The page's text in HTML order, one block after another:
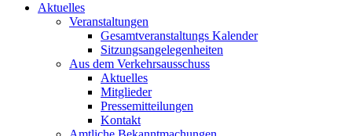
Aktuelles
Veranstaltungen
Gesamtveranstaltungs Kalender
Sitzungsangelegenheiten
Aus dem Verkehrsausschuss
Aktuelles
Mitglieder
Pressemitteilungen
Kontakt